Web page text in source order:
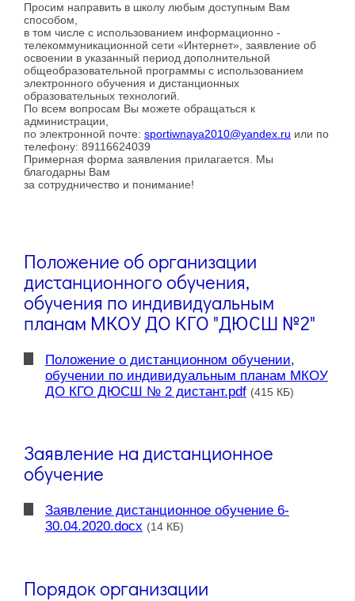
Просим направить в школу любым доступным Вам
способом,
в том числе с использованием информационно -
телекоммуникационной сети «Интернет», заявление об
освоении в указанный период дополнительной
общеобразовательной программы с использованием
электронного обучения и дистанционных
образовательных технологий.
По всем вопросам Вы можете обращаться к
администрации,
по электронной почте: sportiwnaya2010@yandex.ru или по
телефону: 89116624039
Примерная форма заявления прилагается. Мы
благодарны Вам
за сотрудничество и понимание!
Положение об организации
дистанционного обучения,
обучения по индивидуальным
планам МКОУ ДО КГО "ДЮСШ №2"
Положение о дистанционном обучении,
обучении по индивидуальным планам МКОУ
ДО КГО ДЮСШ № 2 дистант.pdf (415 КБ)
Заявление на дистанционное
обучение
Заявление дистанционное обучение 6-
30.04.2020.docx (14 КБ)
Порядок организации